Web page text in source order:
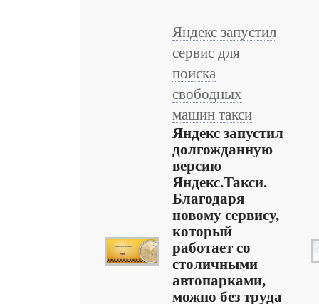
Яндекс запустил
сервис для
поиска
свободных
машин такси
Яндекс запустил
долгожданную
версию
Яндекс.Такси.
Благодаря
новому сервису,
который
работает со
столичными
автопарками,
можно без труда